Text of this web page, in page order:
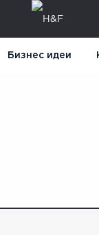
Бизнес идеи